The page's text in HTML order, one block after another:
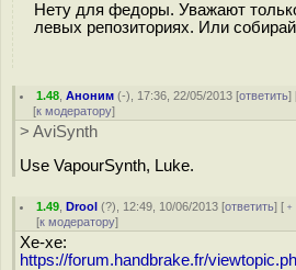
Нету для федоры. Уважают
левых репозиториях. Или
1.48 ,Аноним (-), 17:36, 22/05/2013 [ответить]
[к модератору]
> AviSynth
Use VapourSynth, Luke.
1.49 ,Drool (?), 12:49, 10/06/2013 [ответить] [
[к модератору]
Хе-хе:
https://forum.handbrake.fr/